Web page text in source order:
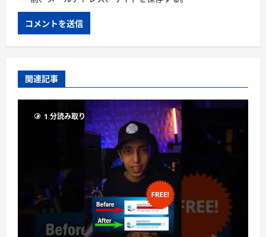
関連記事
1 分読み取り